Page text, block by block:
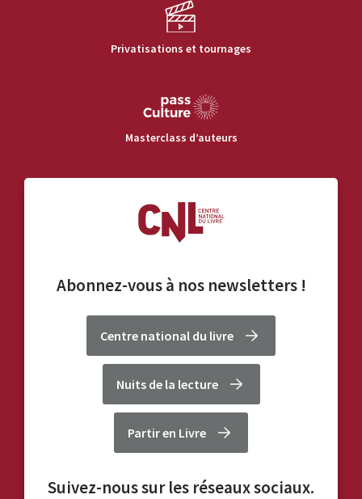
Privatisations et tournages
Masterclass d’auteurs
Abonnez-vous à nos newsletters!
Centre national du livre
Nuits de la lecture
Partir en Livre
Suivez-nous sur les réseaux sociaux.